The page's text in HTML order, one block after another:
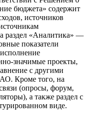
бюджета» содержит
источников
раздел «Аналитика» —
показатели
значимые проекты,
с другими
Кроме того, на
(опросы, форум,
а также раздел с
виде.